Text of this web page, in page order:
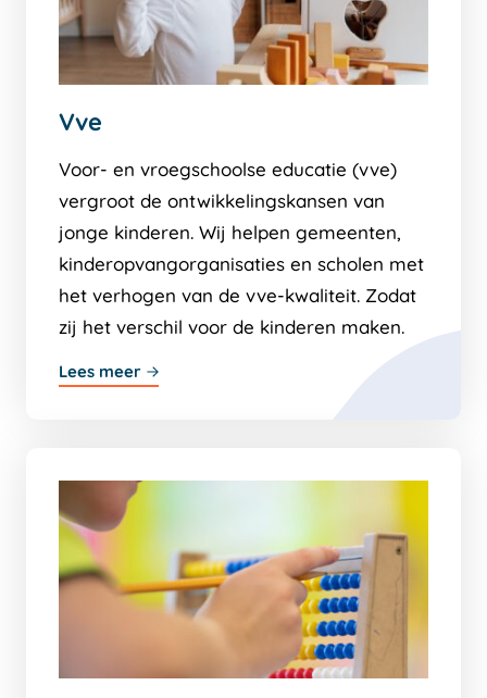
Vve
Voor- en vroegschoolse educatie (vve)
vergroot de ontwikkelingskansen van
jonge kinderen. Wij helpen gemeenten,
kinderopvangorganisaties en scholen met
het verhogen van de vve-kwaliteit. Zodat
zij het verschil voor de kinderen maken.
Lees meer